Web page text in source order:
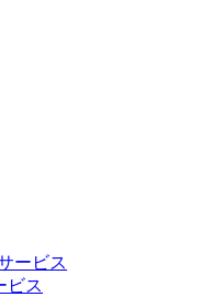
ービス
ビス